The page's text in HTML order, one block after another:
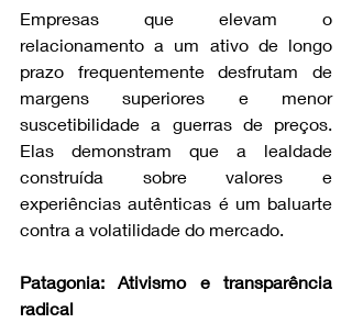
Empresas que elevam o
relacionamento a um ativo de longo
prazo frequentemente desfrutam de
margens superiores e menor
suscetibilidade a guerras de preços.
Elas demonstram que a lealdade
construída sobre valores e
experiências autênticas é um baluarte
contra a volatilidade do mercado.
Patagonia: Ativismo e transparência
radical